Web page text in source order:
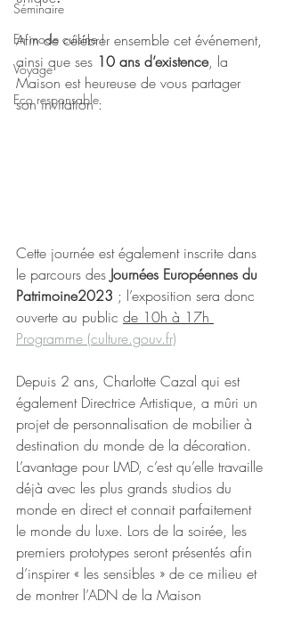
Séminaire
En mode cuisine !
Voyage
Eco responsable
Afin de célébrer ensemble cet événement,
ainsi que ses 10 ans d’existence, la
Maison est heureuse de vous partager
son invitation :
Cette journée est également inscrite dans
le parcours des Journées Européennes du
Patrimoine2023 ; l’exposition sera donc
ouverte au public de 10h à 17h
Programme (culture.gouv.fr)
Depuis 2 ans, Charlotte Cazal qui est
également Directrice Artistique, a mûri un
projet de personnalisation de mobilier à
destination du monde de la décoration.
L’avantage pour LMD, c’est qu’elle travaille
déjà avec les plus grands studios du
monde en direct et connait parfaitement
le monde du luxe. Lors de la soirée, les
premiers prototypes seront présentés afin
d’inspirer « les sensibles » de ce milieu et
de montrer l’ADN de la Maison